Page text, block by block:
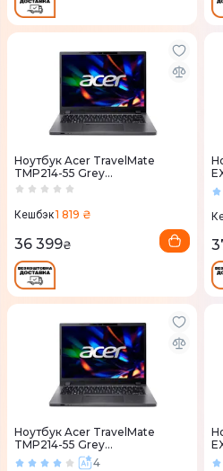
Ноутбук Acer TravelMate
TMP214-55 Grey
(NX.B0XEU.002)
Кешбэк1 819 ₴
36 399₴
Ноутбук Acer TravelMate
TMP214-55 Grey
(NX.B2BEU.006)4